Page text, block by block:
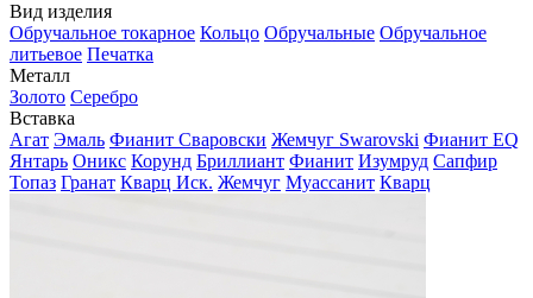
Вид изделия
Обручальное токарное Кольцо Обручальные Обручальное
литьевое Печатка
Металл
Золото Серебро
Вставка
Агат Эмаль Фианит Сваровски Жемчуг Swarovski Фианит EQ
Янтарь Оникс Корунд Бриллиант Фианит Изумруд Сапфир
Топаз Гранат Кварц Иск. Жемчуг Муассанит Кварц